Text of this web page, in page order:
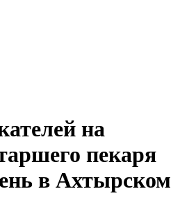
на
пекаря
в Ахтырском